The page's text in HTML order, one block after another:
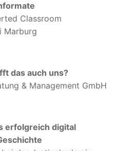
Classroom
Marburg
das auch uns?
& Management GmbH
erfolgreich digital